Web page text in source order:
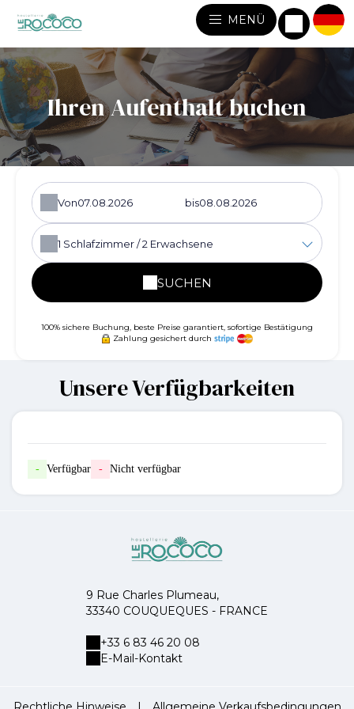
MENÜ
Ihren Aufenthalt buchen
Von bis
1 Schlafzimmer /2 Erwachsene
SUCHEN
100% sichere Buchung, beste Preise garantiert, sofortige Bestätigung
Zahlung gesichert durch
Unsere Verfügbarkeiten
- Verfügbar - Nicht verfügbar
9 Rue Charles Plumeau,
33340 COUQUEQUES - FRANCE
+33 6 83 46 20 08
E-Mail-Kontakt